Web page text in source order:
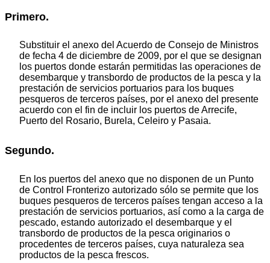
Primero.
Substituir el anexo del Acuerdo de Consejo de Ministros
de fecha 4 de diciembre de 2009, por el que se designan
los puertos donde estarán permitidas las operaciones de
desembarque y transbordo de productos de la pesca y la
prestación de servicios portuarios para los buques
pesqueros de terceros países, por el anexo del presente
acuerdo con el fin de incluir los puertos de Arrecife,
Puerto del Rosario, Burela, Celeiro y Pasaia.
Segundo.
En los puertos del anexo que no disponen de un Punto
de Control Fronterizo autorizado sólo se permite que los
buques pesqueros de terceros países tengan acceso a la
prestación de servicios portuarios, así como a la carga de
pescado, estando autorizado el desembarque y el
transbordo de productos de la pesca originarios o
procedentes de terceros países, cuya naturaleza sea
productos de la pesca frescos.